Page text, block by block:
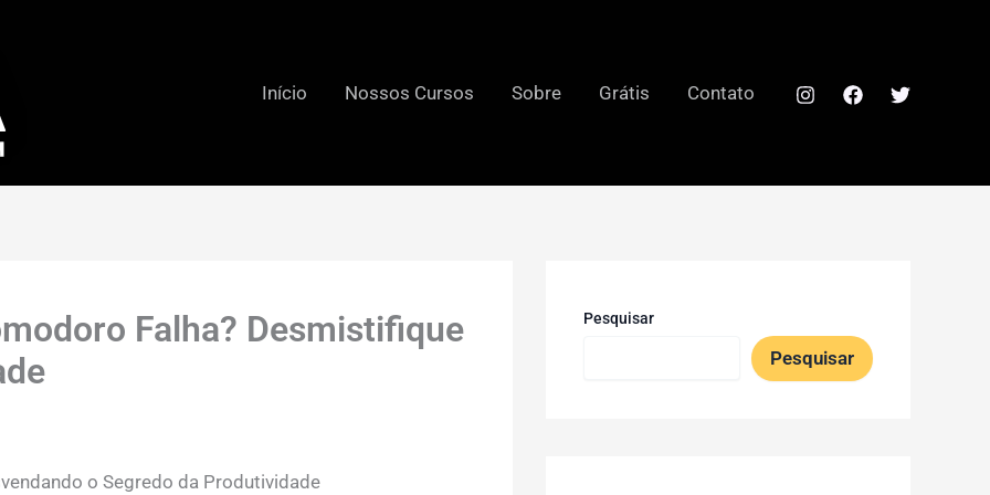
Início Nossos Cursos Sobre Grátis Contato
Falha? Desmistifique
o Segredo da Produtividade
Pesquisar
Pesquisar